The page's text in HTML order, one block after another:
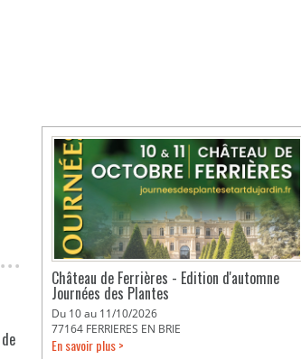
Château de Ferrières - Edition d'automne
Journées des Plantes
Du 10 au 11/10/2026
77164 FERRIERES EN BRIE
En savoir plus >